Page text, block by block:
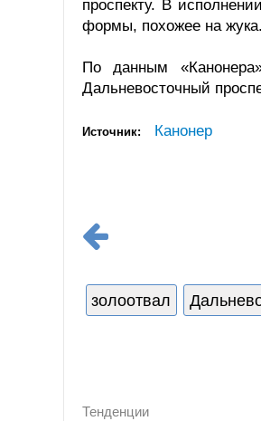
проспекту. В
формы, похожее на
По данным
Дальневосточный
Источник: Канонер
золоотвал
Тенденции